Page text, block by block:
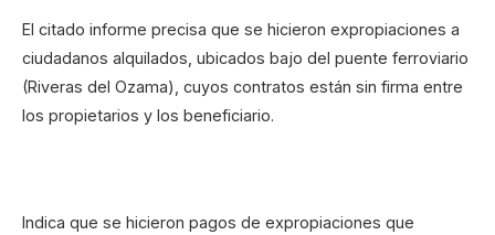
El citado informe precisa que se hicieron expropiaciones a
ciudadanos alquilados, ubicados bajo del puente ferroviario
(Riveras del Ozama), cuyos contratos están sin firma entre
los propietarios y los beneficiario.
Indica que se hicieron pagos de expropiaciones que